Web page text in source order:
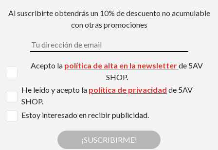
Al suscribirte obtendrás un 10% de descuento no acumulable
con otras promociones
Acepto la política de alta en la newsletterde 5AV
SHOP.
He leído y acepto la política de privacidad de 5AV
SHOP.
Estoy interesado en recibir publicidad.
¡SUSCRIBIRME!